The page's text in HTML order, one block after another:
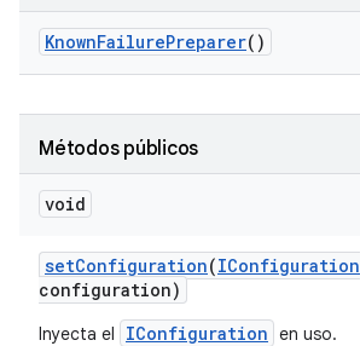
KnownFailurePreparer()
Métodos públicos
void
setConfiguration(IConfiguration
configuration)
Inyecta el IConfiguration en uso.